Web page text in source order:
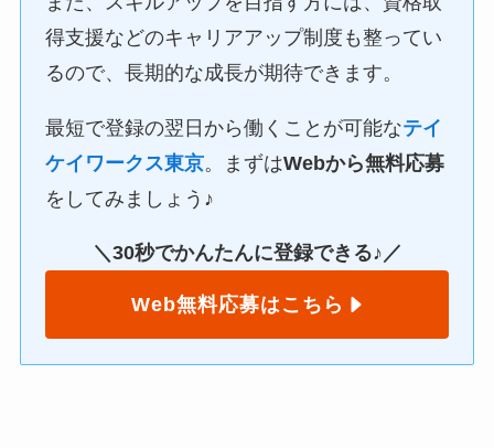
得支援などのキャリアアップ制度も整ってい
るので、長期的な成長が期待できます。
最短で登録の翌日から働くことが可能なテイ
ケイワークス東京。まずはWebから無料応募
をしてみましょう♪
＼30秒でかんたんに登録できる♪／
Web無料応募はこちら